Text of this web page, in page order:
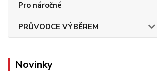
Pro náročné
PRŮVODCE VÝBĚREM
Novinky